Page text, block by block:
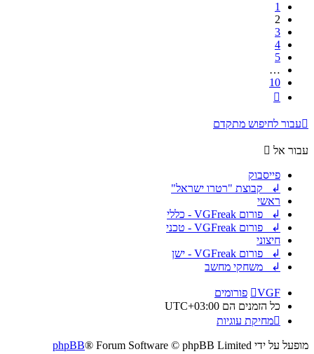
1
2
3
4
5
…
10
עבור לחיפוש מתקדם
עבור אל
פייסבוק
↲ קבוצת "רטרו ישראל"
ראשי
↲ פורום VGFreak - כללי
↲ פורום VGFreak - טכני
חיצוני
↲ פורום VGFreak - ישן
↲ משחקי מחשב
VGF
פורומים
כל הזמנים הם UTC+03:00
מחיקת עוגיות
מופעל על ידי phpBB® Forum Software © phpBB Limited